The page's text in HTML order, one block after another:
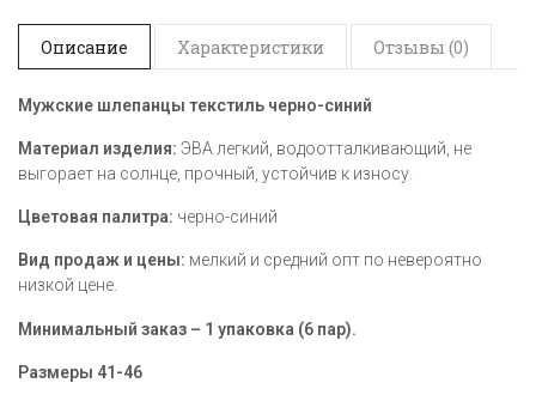
Описание Характеристики Отзывы (0)
Мужские шлепанцы текстиль черно-синий
Материал изделия: ЭВА легкий, водоотталкивающий, не
выгорает на солнце, прочный, устойчив к износу.
Цветовая палитра: черно-синий
Вид продаж и цены: мелкий и средний опт по невероятно
низкой цене.
Минимальный заказ – 1 упаковка (6 пар).
Размеры 41-46